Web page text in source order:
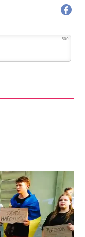
500